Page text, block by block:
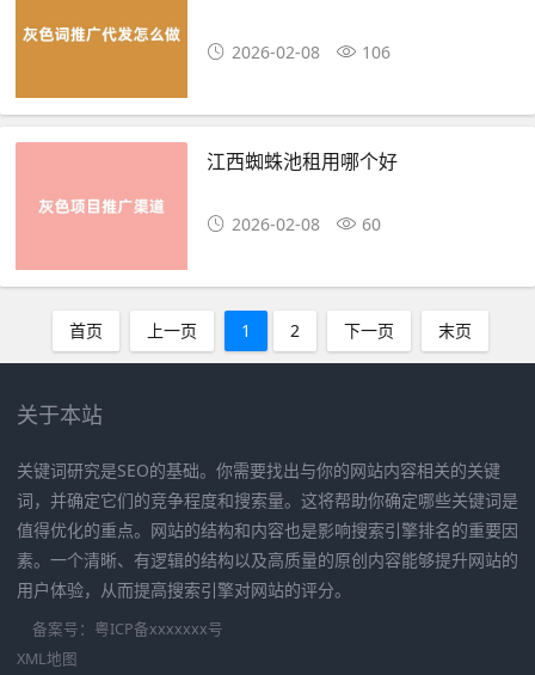
2026-02-08 106
江西蜘蛛池租用哪个好
2026-02-08 60
首页 上一页 1 2 下一页 末页
关于本站
关键词研究是SEO的基础。你需要找出与你的网站内容相关的关键
词，并确定它们的竞争程度和搜索量。这将帮助你确定哪些关键词是
值得优化的重点。网站的结构和内容也是影响搜索引擎排名的重要因
素。一个清晰、有逻辑的结构以及高质量的原创内容能够提升网站的
用户体验，从而提高搜索引擎对网站的评分。
备案号： 粤ICP备xxxxxxx号
XML地图